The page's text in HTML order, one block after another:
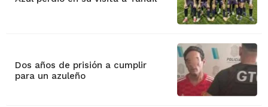
Dos años de prisión a cumplir
para un azuleño